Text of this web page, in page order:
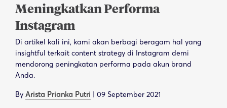
Meningkatkan Performa
Instagram
Di artikel kali ini, kami akan berbagi beragam hal yang
insightful terkait content strategy di Instagram demi
mendorong peningkatan performa pada akun brand
Anda.
By Arista Prianka Putri | 09 September 2021